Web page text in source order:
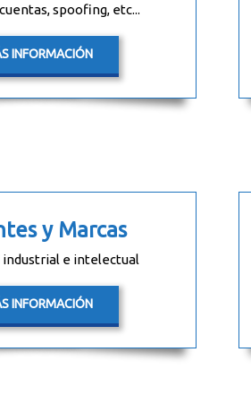
spoofing, etc...
INFORMACIÓN
y Marcas
industrial e intelectual
INFORMACIÓN